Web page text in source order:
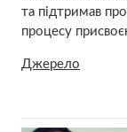
та підтримав
процесу
Джерело